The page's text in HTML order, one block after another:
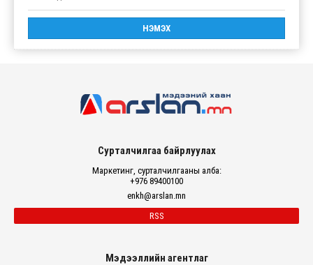
Сурталчилгаа байрлуулах
Маркетинг, сурталчилгааны алба:
+976 89400100
enkh@arslan.mn
RSS
Мэдээллийн агентлаг